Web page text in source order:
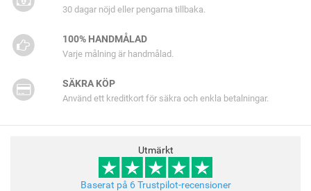
30 dagar nöjd eller pengarna tillbaka.
100% HANDMÅLAD
Varje målning är handmålad.
SÄKRA KÖP
Använd ett kreditkort för säkra och enkla betalningar.
Utmärkt
Baserat på 6 Trustpilot-recensioner